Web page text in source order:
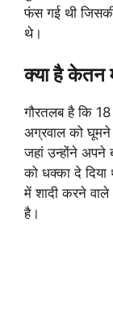
फंस गई थी
थे।
क्या है केतन
गौरतलब है कि
अग्रवाल को
जहां उन्होंने अपने
को धक्का दे दिया
में शादी करने
है।